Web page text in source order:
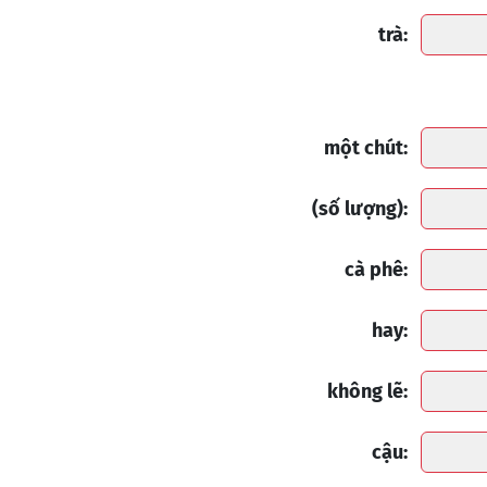
trà:
một chút:
(số lượng):
cà phê:
hay:
không lẽ:
cậu: